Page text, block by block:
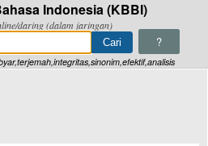
Indonesia (KBBI)
daring (dalam jaringan)
?